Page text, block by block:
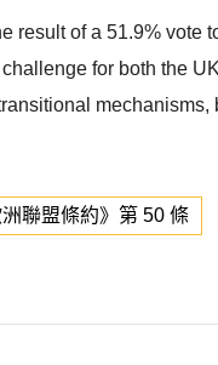
of a 51.9% vote
for both the
洲聯盟條約》第 50 條